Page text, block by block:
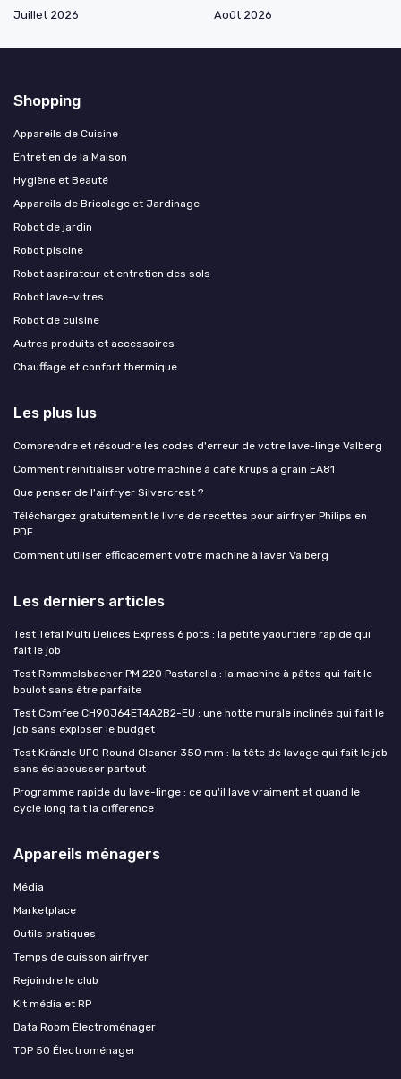
Juillet 2026 Août 2026
Shopping
Appareils de Cuisine
Entretien de la Maison
Hygiène et Beauté
Appareils de Bricolage et Jardinage
Robot de jardin
Robot piscine
Robot aspirateur et entretien des sols
Robot lave-vitres
Robot de cuisine
Autres produits et accessoires
Chauffage et confort thermique
Les plus lus
Comprendre et résoudre les codes d'erreur de votre lave-linge Valberg
Comment réinitialiser votre machine à café Krups à grain EA81
Que penser de l'airfryer Silvercrest ?
Téléchargez gratuitement le livre de recettes pour airfryer Philips en
PDF
Comment utiliser efficacement votre machine à laver Valberg
Les derniers articles
Test Tefal Multi Delices Express 6 pots : la petite yaourtière rapide qui
fait le job
Test Rommelsbacher PM 220 Pastarella : la machine à pâtes qui fait le
boulot sans être parfaite
Test Comfee CH90J64ET4A2B2-EU : une hotte murale inclinée qui fait le
job sans exploser le budget
Test Kränzle UFO Round Cleaner 350 mm : la tête de lavage qui fait le job
sans éclabousser partout
Programme rapide du lave-linge : ce qu'il lave vraiment et quand le
cycle long fait la différence
Appareils ménagers
Média
Marketplace
Outils pratiques
Temps de cuisson airfryer
Rejoindre le club
Kit média et RP
Data Room Électroménager
TOP 50 Électroménager